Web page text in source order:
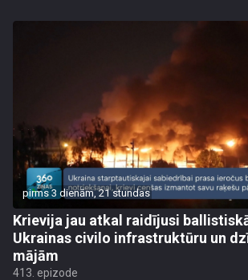
pirms 3 dienām, 21 stundas
Krievija jau atkal raidījusi
Ukrainas civilo infrastruktūru un
mājām
413. epizode